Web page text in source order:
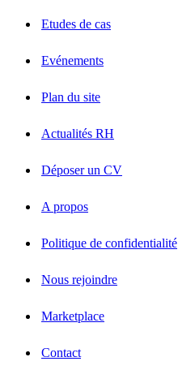
Etudes de cas
Evénements
Plan du site
Actualités RH
Déposer un CV
A propos
Politique de confidentialité
Nous rejoindre
Marketplace
Contact